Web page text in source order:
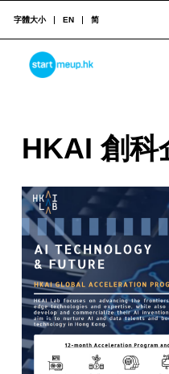
HKAI 創科企業加速計劃 -
STARTMEUPHK
字體大小 EN 简
H
K
A
I
創
科
企
業
HKAI 創科